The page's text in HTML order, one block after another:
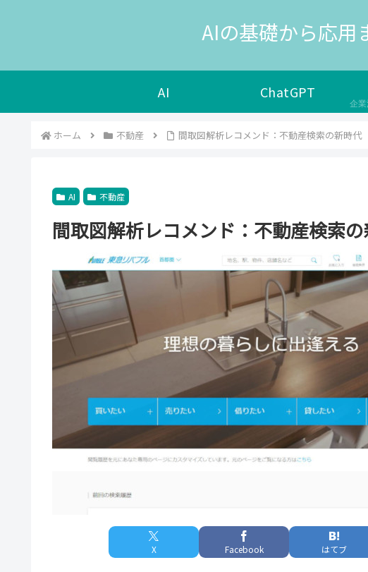
AIの基礎から応
AI ChatGPT
ホーム 不動産 間取図解析レコメンド：不動産検索の新時代
AI 不動産
間取図解析レコメンド：不動産検索
X Facebook はてブ